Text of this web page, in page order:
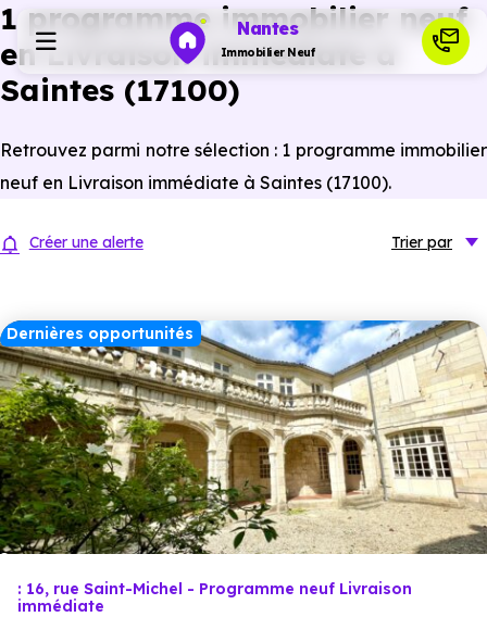
Nantes
Immobilier Neuf
Actualités
Ressources
Financer
1 programme immobilier neuf
en Livraison immédiate à
Saintes (17100)
Retrouvez parmi notre sélection : 1 programme immobilier
neuf en Livraison immédiate à Saintes (17100).
Créer une alerte Trier par
Dernières opportunités
: 16, rue Saint-Michel - Programme neuf Livraison
immédiate